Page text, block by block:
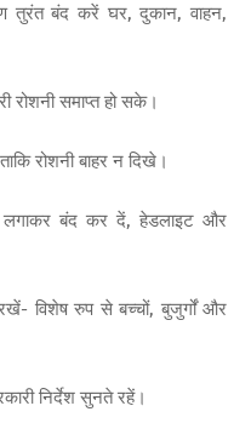
तुरंत बंद करें घर, दुकान, वाहन,
रोशनी समाप्त हो सके।
रोशनी बाहर न दिखे।
लगाकर बंद कर दें, हेडलाइट और
विशेष रुप से बच्चों, बुजुर्गों और
निर्देश सुनते रहें।